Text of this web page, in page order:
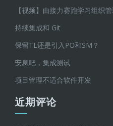
【视频】由接力赛跑学习组织
持续集成和 Git
保留TL还是引入PO和SM？
安息吧，集成测试
项目管理不适合软件开发
近期评论